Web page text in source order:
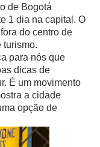
de Bogotá
1 dia na capital. O
do centro de
turismo.
para nós que
dicas de
É um movimento
a cidade
opção de